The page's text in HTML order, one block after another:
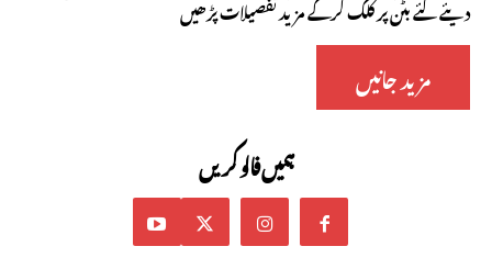
دیئے گئے بٹن پر کلک کرکے مزید تفصیلات پڑھیں
مزید جانیں
ہمیں فالو کریں